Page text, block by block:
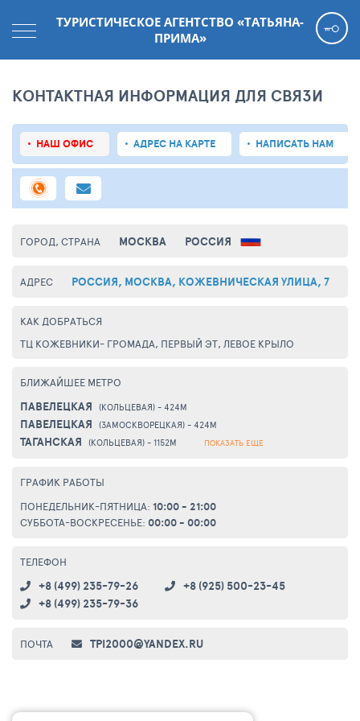
ТУРИСТИЧЕСКОЕ АГЕНТСТВО «ТАТЬЯНА-
ПРИМА»
КОНТАКТНАЯ ИНФОРМАЦИЯ ДЛЯ СВЯЗИ
НАШ ОФИС АДРЕС НА КАРТЕ НАПИСАТЬ НАМ
ГОРОД, СТРАНА МОСКВА РОССИЯ
АДРЕС РОССИЯ, МОСКВА, КОЖЕВНИЧЕСКАЯ УЛИЦА, 7
КАК ДОБРАТЬСЯ
ТЦ КОЖЕВНИКИ- ГРОМАДА, ПЕРВЫЙ ЭТ, ЛЕВОЕ КРЫЛО
БЛИЖАЙШЕЕ МЕТРО
ПАВЕЛЕЦКАЯ (КОЛЬЦЕВАЯ) - 424М
ПАВЕЛЕЦКАЯ (ЗАМОСКВОРЕЦКАЯ) - 424М
ТАГАНСКАЯ (КОЛЬЦЕВАЯ) - 1152М ПОКАЗАТЬ ЕЩЕ
ГРАФИК РАБОТЫ
ПОНЕДЕЛЬНИК-ПЯТНИЦА: 10:00 - 21:00
СУББОТА-ВОСКРЕСЕНЬЕ: 00:00 - 00:00
ТЕЛЕФОН
+8 (499) 235-79-26
+8 (925) 500-23-45
+8 (499) 235-79-36
ПОЧТА TPI2000@YANDEX.RU